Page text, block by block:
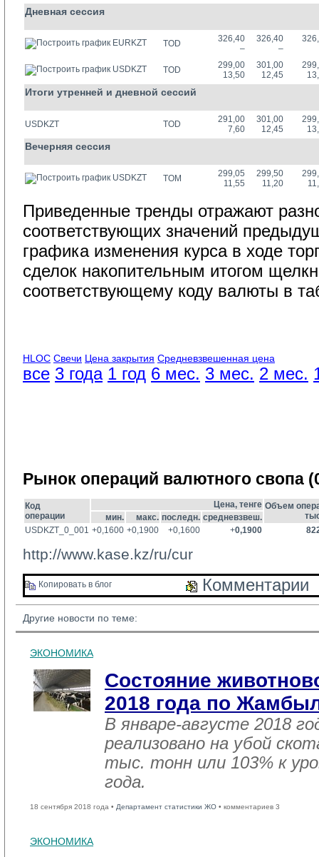
Дневная сессия
EURKZT TOD
326,40
–
326,40
–
USDKZT TOD
299,00
13,50
301,00
12,45
Итоги утренней и дневной сессий
USDKZT TOD
291,00
7,60
301,00
12,45
Вечерняя сессия
USDKZT TOM
299,05
11,55
299,50
11,20
Приведенные тренды отражают
соответствующих значений
графика изменения курса в ходе
сделок накопительным итогом
соответствующему коду валюты в
HLOC Свечи Цена закрытия Средневзвешенная цена
все 3 года 1 год 6 мес. 3 мес. 2 мес.
Рынок операций валютного свопа
Код
операции
Цена, тенге Объем
мин. макс. последн. средневзвеш.
USDKZT_0_001 +0,1600 +0,1900 +0,1600 +0,1900
http://www.kase.kz/ru/cur
Копировать в блог Комментарии
Другие новости по теме:
ЭКОНОМИКА
Состояние
2018 года по
В январе-августе 2018
реализовано на убой
тыс. тонн или 103% к
года.
18 сентября 2018 года • Департамент статистики ЖО • комментариев 3
ЭКОНОМИКА